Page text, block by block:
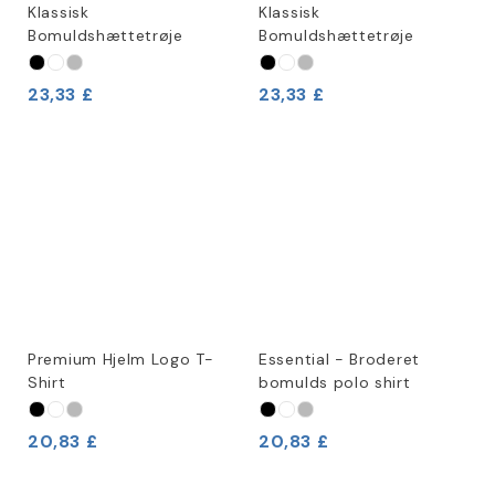
Klassisk
Bomuldshættetrøje
23,33 £
Klassisk
Bomuldshættetrøje
23,33 £
Premium Hjelm Logo T-
Shirt
20,83 £
Essential - Broderet
bomulds polo shirt
20,83 £